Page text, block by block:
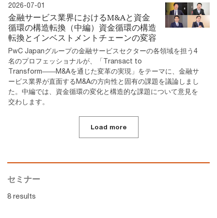
2026-07-01
金融サービス業界におけるM&Aと資金
循環の構造転換（中編）資金循環の構造
転換とインベストメントチェーンの変容
PwC Japanグループの金融サービスセクターの各領域を担う4
名のプロフェッショナルが、「Transact to
Transform――M&Aを通じた変革の実現」をテーマに、金融サ
ービス業界が直面するM&Aの方向性と固有の課題を議論しまし
た。中編では、資金循環の変化と構造的な課題について意見を
交わします。
Load more
セミナー
8 results